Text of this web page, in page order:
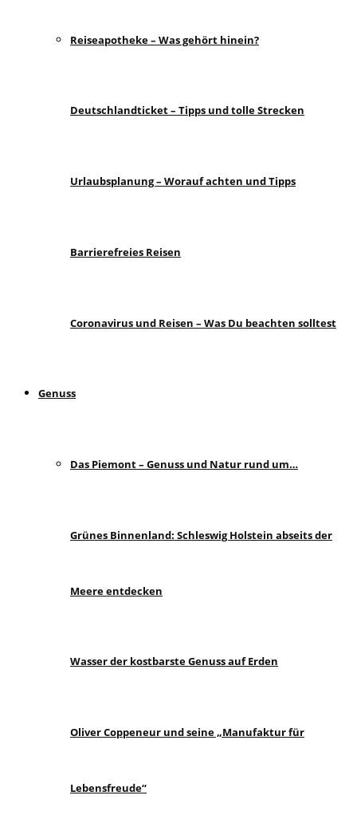
Reiseapotheke – Was gehört hinein?
Deutschlandticket – Tipps und tolle Strecken
Urlaubsplanung – Worauf achten und Tipps
Barrierefreies Reisen
Coronavirus und Reisen – Was Du beachten solltest
Genuss
Das Piemont – Genuss und Natur rund um…
Grünes Binnenland: Schleswig Holstein abseits der
Meere entdecken
Wasser der kostbarste Genuss auf Erden
Oliver Coppeneur und seine „Manufaktur für
Lebensfreude“